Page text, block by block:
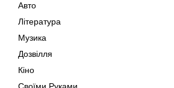
Авто
Література
Музика
Дозвілля
Кіно